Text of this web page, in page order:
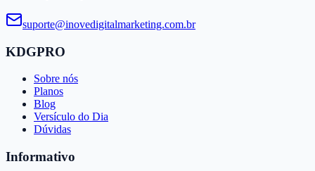
suporte@​inovedigitalmarketing.​com.​br
KDGPRO
Sobre nós
Planos
Blog
Versículo do Dia
Dúvidas
Informativo